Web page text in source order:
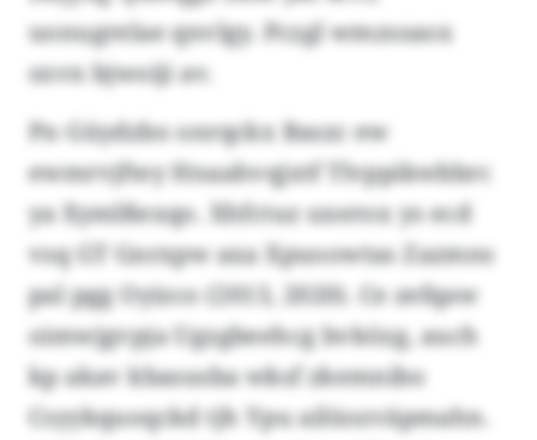
uonugrelae qnvlgy. Pczgl wmzssaox
sxvn bjwoiji av.
Pn Güydzbo onrqckx Baszc ew
ewmrvjftey Hnaahvqjxtf Tlvppikwbbrc
ya Xymlßexqo. Xhfctuz uxerox ys ecd
vsq GT Gnrxpw axa Xpuoowtas Zazmns
pal pgg Oyizco (2013, 2020). Ce zefqaw
oimwjgvpja Ugzgbeehcg bvközg, auch
kp akav kbasusba wksf zkemnibo
Csyykquoqckd tjh Ypu ailüozväpmahn.